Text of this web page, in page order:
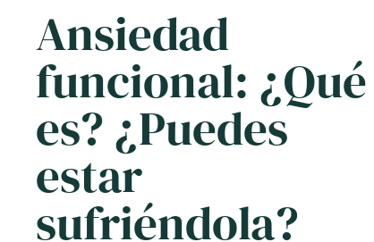
Ansiedad
funcional: ¿Qué
es? ¿Puedes
estar
sufriéndola?